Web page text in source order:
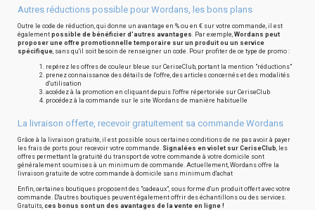
Autres réductions possible pour Wordans, les bons plans
Outre le code de réduction, qui donne un avantage en % ou en € sur votre commande, il est
également possible de bénéficier d'autres avantages. Par exemple, Wordans peut
proposer une offre promotionnelle temporaire sur un produit ou un service
spécifique, sans qu'il soit besoin de renseigner un code. Pour profiter de ce type de promo :
repérez les offres de couleur bleue sur CeriseClub, portant la mention "réductions"
prenez connaissance des détails de l'offre, des articles concernés et des modalités
d'utilisation
accédez à la promotion en cliquant depuis l'offre répertoriée sur CeriseClub
procédez à la commande sur le site Wordans de manière habituelle
La livraison offerte, recevoir gratuitement sa commande Wordans
Grâce à la livraison gratuite, il est possible sous certaines conditions de ne pas avoir à payer
les frais de ports pour recevoir votre commande. Signalées en violet sur CeriseClub, les
offres permettant la gratuité du transport de votre commande à votre domicile sont
généralement soumises à un minimum de commande. Actuellement, Wordans offre la
livraison gratuite de votre commande à domicile sans minimum d'achat
Enfin, certaines boutiques proposent des "cadeaux", sous forme d'un produit offert avec votre
commande. D'autres boutiques peuvent également offrir des échantillons ou des services.
Gratuits, ces bonus sont un des avantages de la vente en ligne !